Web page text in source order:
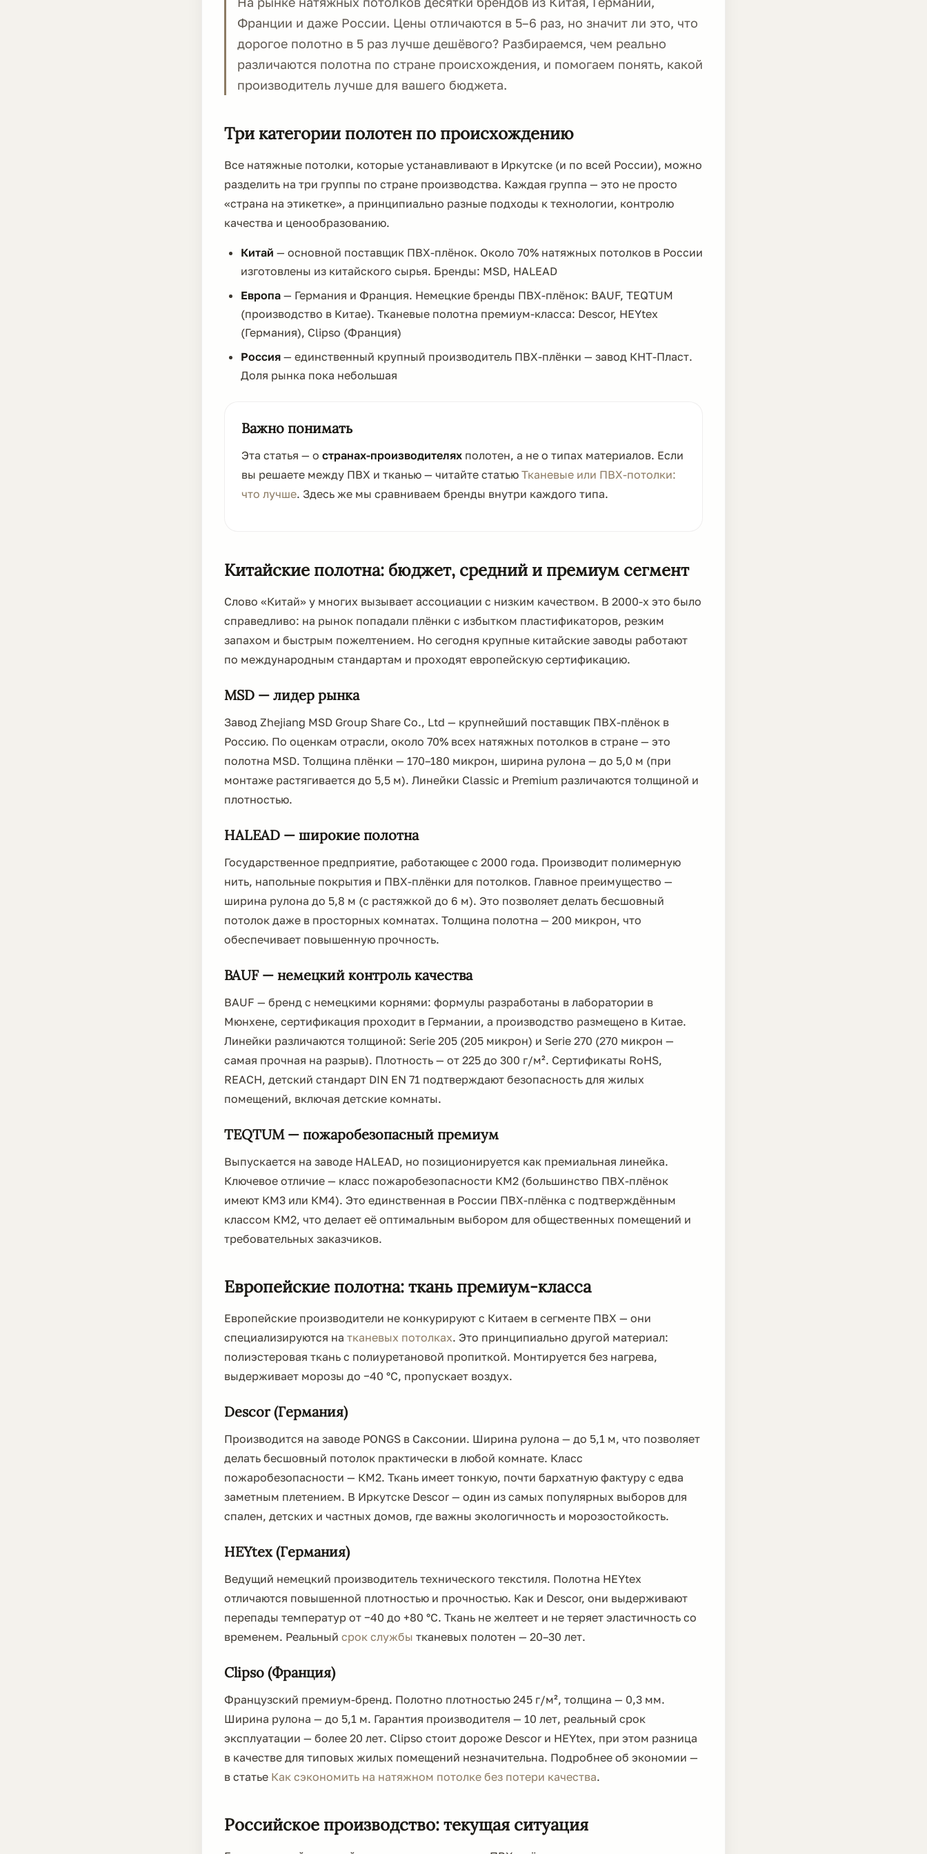
Франции и даже России. Цены отличаются в 5–6 раз, но значит ли это, что
дорогое полотно в 5 раз лучше дешёвого? Разбираемся, чем реально
различаются полотна по стране происхождения, и помогаем понять, какой
производитель лучше для вашего бюджета.
Три категории полотен по происхождению
Все натяжные потолки, которые устанавливают в Иркутске (и по всей России), можно
разделить на три группы по стране производства. Каждая группа — это не просто
«страна на этикетке», а принципиально разные подходы к технологии, контролю
качества и ценообразованию.
Китай — основной поставщик ПВХ-плёнок. Около 70% натяжных потолков в России
изготовлены из китайского сырья. Бренды: MSD, HALEAD
Европа — Германия и Франция. Немецкие бренды ПВХ-плёнок: BAUF, TEQTUM
(производство в Китае). Тканевые полотна премиум-класса: Descor, HEYtex
(Германия), Clipso (Франция)
Россия — единственный крупный производитель ПВХ-плёнки — завод КНТ-Пласт.
Доля рынка пока небольшая
Важно понимать
Эта статья — о странах-производителях полотен, а не о типах материалов. Если
вы решаете между ПВХ и тканью — читайте статью Тканевые или ПВХ-потолки:
что лучше. Здесь же мы сравниваем бренды внутри каждого типа.
Китайские полотна: бюджет, средний и премиум сегмент
Слово «Китай» у многих вызывает ассоциации с низким качеством. В 2000-х это было
справедливо: на рынок попадали плёнки с избытком пластификаторов, резким
запахом и быстрым пожелтением. Но сегодня крупные китайские заводы работают
по международным стандартам и проходят европейскую сертификацию.
MSD — лидер рынка
Завод Zhejiang MSD Group Share Co., Ltd — крупнейший поставщик ПВХ-плёнок в
Россию. По оценкам отрасли, около 70% всех натяжных потолков в стране — это
полотна MSD. Толщина плёнки — 170–180 микрон, ширина рулона — до 5,0 м (при
монтаже растягивается до 5,5 м). Линейки Classic и Premium различаются толщиной и
плотностью.
HALEAD — широкие полотна
Государственное предприятие, работающее с 2000 года. Производит полимерную
нить, напольные покрытия и ПВХ-плёнки для потолков. Главное преимущество —
ширина рулона до 5,8 м (с растяжкой до 6 м). Это позволяет делать бесшовный
потолок даже в просторных комнатах. Толщина полотна — 200 микрон, что
обеспечивает повышенную прочность.
BAUF — немецкий контроль качества
BAUF — бренд с немецкими корнями: формулы разработаны в лаборатории в
Мюнхене, сертификация проходит в Германии, а производство размещено в Китае.
Линейки различаются толщиной: Serie 205 (205 микрон) и Serie 270 (270 микрон —
самая прочная на разрыв). Плотность — от 225 до 300 г/м². Сертификаты RoHS,
REACH, детский стандарт DIN EN 71 подтверждают безопасность для жилых
помещений, включая детские комнаты.
TEQTUM — пожаробезопасный премиум
Выпускается на заводе HALEAD, но позиционируется как премиальная линейка.
Ключевое отличие — класс пожаробезопасности КМ2 (большинство ПВХ-плёнок
имеют КМ3 или КМ4). Это единственная в России ПВХ-плёнка с подтверждённым
классом КМ2, что делает её оптимальным выбором для общественных помещений и
требовательных заказчиков.
Европейские полотна: ткань премиум-класса
Европейские производители не конкурируют с Китаем в сегменте ПВХ — они
специализируются на тканевых потолках. Это принципиально другой материал:
полиэстеровая ткань с полиуретановой пропиткой. Монтируется без нагрева,
выдерживает морозы до −40 °C, пропускает воздух.
Descor (Германия)
Производится на заводе PONGS в Саксонии. Ширина рулона — до 5,1 м, что позволяет
делать бесшовный потолок практически в любой комнате. Класс
пожаробезопасности — КМ2. Ткань имеет тонкую, почти бархатную фактуру с едва
заметным плетением. В Иркутске Descor — один из самых популярных выборов для
спален, детских и частных домов, где важны экологичность и морозостойкость.
HEYtex (Германия)
Ведущий немецкий производитель технического текстиля. Полотна HEYtex
отличаются повышенной плотностью и прочностью. Как и Descor, они выдерживают
перепады температур от −40 до +80 °C. Ткань не желтеет и не теряет эластичность со
временем. Реальный срок службы тканевых полотен — 20–30 лет.
Clipso (Франция)
Французский премиум-бренд. Полотно плотностью 245 г/м², толщина — 0,3 мм.
Ширина рулона — до 5,1 м. Гарантия производителя — 10 лет, реальный срок
эксплуатации — более 20 лет. Clipso стоит дороже Descor и HEYtex, при этом разница
в качестве для типовых жилых помещений незначительна. Подробнее об экономии —
в статье Как сэкономить на натяжном потолке без потери качества.
Российское производство: текущая ситуация